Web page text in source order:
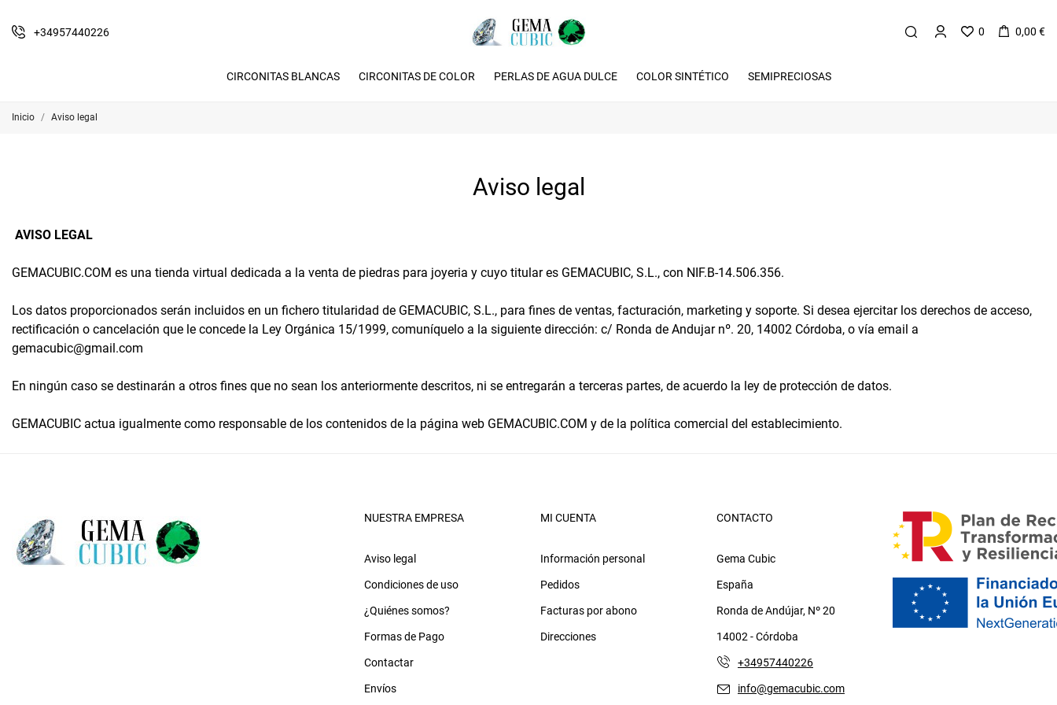
+34957440226 0 0,00 €
CIRCONITAS BLANCAS CIRCONITAS DE COLOR PERLAS DE AGUA DULCE COLOR SINTÉTICO SEMIPRECIOSAS
Inicio Aviso legal
Aviso legal
AVISO LEGAL
GEMACUBIC.COM es una tienda virtual dedicada a la venta de piedras para joyeria y cuyo titular es GEMACUBIC, S.L., con NIF.B-14.506.356.
Los datos proporcionados serán incluidos en un fichero titularidad de GEMACUBIC, S.L., para fines de ventas, facturación, marketing y soporte. Si desea ejercitar los derechos de acceso,
rectificación o cancelación que le concede la Ley Orgánica 15/1999, comuníquelo a la siguiente dirección: c/ Ronda de Andujar nº. 20, 14002 Córdoba, o vía email a
gemacubic@gmail.com
En ningún caso se destinarán a otros fines que no sean los anteriormente descritos, ni se entregarán a terceras partes, de acuerdo la ley de protección de datos.
GEMACUBIC actua igualmente como responsable de los contenidos de la página web GEMACUBIC.COM y de la política comercial del establecimiento.
NUESTRA EMPRESA
Aviso legal
Condiciones de uso
¿Quiénes somos?
Formas de Pago
Contactar
Envíos
MI CUENTA
Información personal
Pedidos
Facturas por abono
Direcciones
CONTACTO
Gema Cubic
España
Ronda de Andújar, Nº 20
14002 - Córdoba
+34957440226
info@gemacubic.com